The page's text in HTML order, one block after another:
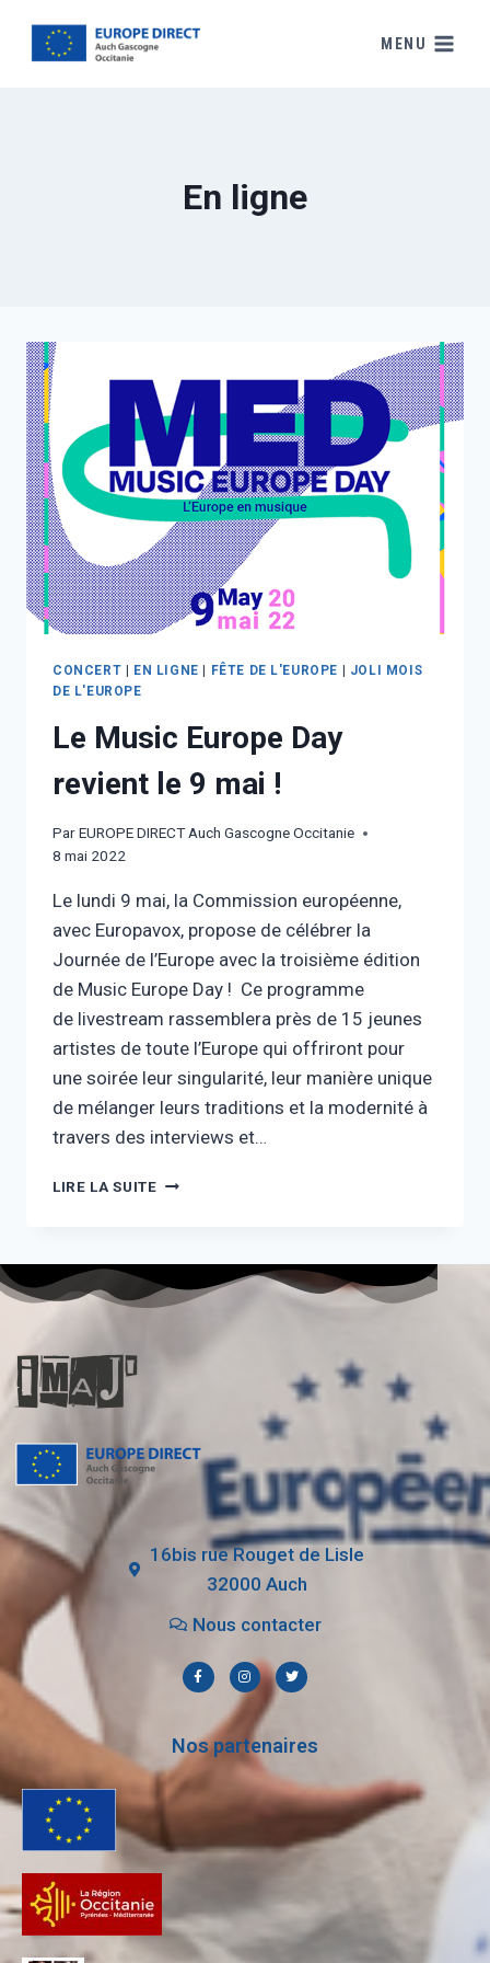
MENU
En ligne
CONCERT | EN LIGNE | FÊTE DE L'EUROPE | JOLI MOIS
DE L'EUROPE
Le Music Europe Day
revient le 9 mai !
ParEUROPE DIRECT Auch Gascogne Occitanie
8 mai 2022
Le lundi 9 mai, la Commission européenne,
avec Europavox, propose de célébrer la
Journée de l’Europe avec la troisième édition
de Music Europe Day ! Ce programme
de livestream rassemblera près de 15 jeunes
artistes de toute l’Europe qui offriront pour
une soirée leur singularité, leur manière unique
de mélanger leurs traditions et la modernité à
travers des interviews et…
LIRE LA SUITE
16bis rue Rouget de Lisle
32000 Auch
Nous contacter
Nos partenaires